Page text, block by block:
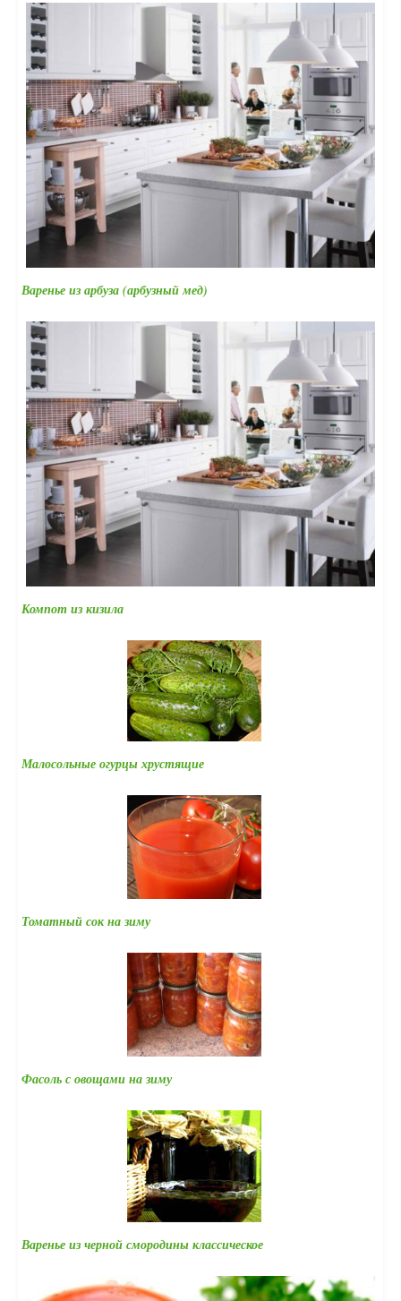
Варенье из арбуза (арбузный мед)
Компот из кизила
Малосольные огурцы хрустящие
Томатный сок на зиму
Фасоль с овощами на зиму
Варенье из черной смородины классическое